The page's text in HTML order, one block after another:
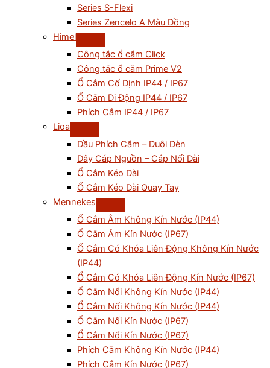
Series S-Flexi
Series Zencelo A Màu Đồng
Himel
Công tắc ổ cắm Click
Công tắc ổ cắm Prime V2
Ổ Cắm Cố Định IP44 / IP67
Ổ Cắm Di Động IP44 / IP67
Phích Cắm IP44 / IP67
Lioa
Đầu Phích Cắm – Đuôi Đèn
Dây Cáp Nguồn – Cáp Nối Dài
Ổ Cắm Kéo Dài
Ổ Cắm Kéo Dài Quay Tay
Mennekes
Ổ Cắm Âm Không Kín Nước (IP44)
Ổ Cắm Âm Kín Nước (IP67)
Ổ Cắm Có Khóa Liên Động Không Kín Nước
(IP44)
Ổ Cắm Có Khóa Liên Động Kín Nước (IP67)
Ổ Cắm Nổi Không Kín Nước (IP44)
Ổ Cắm Nối Không Kín Nước (IP44)
Ổ Cắm Nối Kín Nước (IP67)
Ổ Cắm Nổi Kín Nước (IP67)
Phích Cắm Không Kín Nước (IP44)
Phích Cắm Kín Nước (IP67)